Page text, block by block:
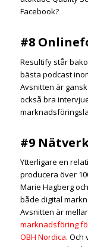
Facebook?
#8
Resultify står
bästa podcast
Avsnitten är
också bra
#9
Ytterligare en
producera över
Marie Hagberg
både digital
Avsnitten är
marknadsföring
OBH Nordica. Och